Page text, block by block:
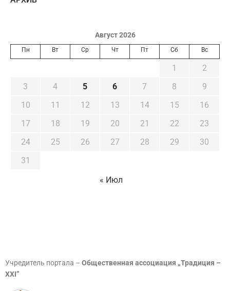
Август 2026
Пн Вт Ср Чт Пт Сб Вс
1
2
3
4 5 6 7 8
9
10
11 12 13 14 15
16
17
18 19 20 21 22
23
24
25 26 27 28 29
30
31
« Июл
Учредитель портала – Общественная ассоциация „Традиция –
XXI”